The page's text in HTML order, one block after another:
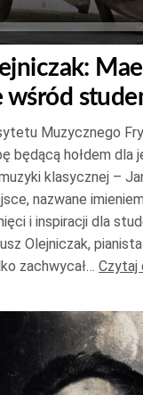
wśród
Muzycznego
będącą hołdem dla
klasycznej –
nazwane
i inspiracji dla
Olejniczak,
zachwycał… Czytaj